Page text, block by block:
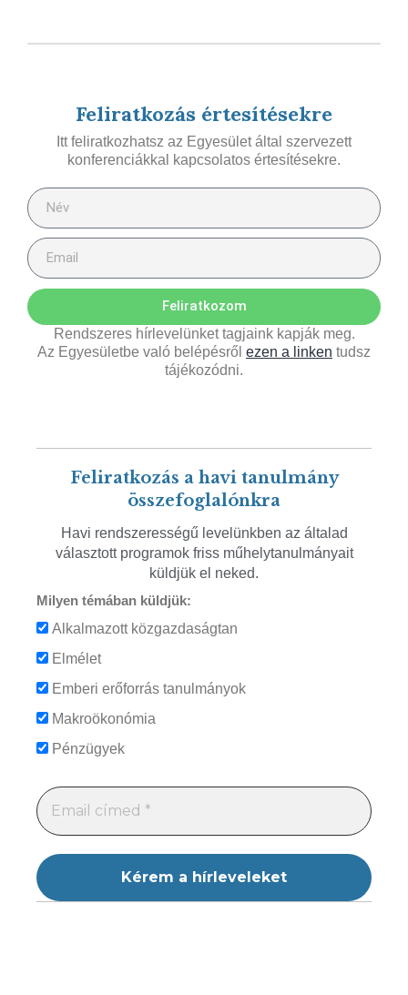
Feliratkozás értesítésekre
Itt feliratkozhatsz az Egyesület által szervezett
konferenciákkal kapcsolatos értesítésekre.
Feliratkozom
Rendszeres hírlevelünket tagjaink kapják meg.
Az Egyesületbe való belépésről ezen a linken tudsz
tájékozódni.
Feliratkozás a havi tanulmány
összefoglalónkra
Havi rendszerességű levelünkben az általad
választott programok friss műhelytanulmányait
küldjük el neked.
Milyen témában küldjük:
Alkalmazott közgazdaságtan
Elmélet
Emberi erőforrás tanulmányok
Makroökonómia
Pénzügyek